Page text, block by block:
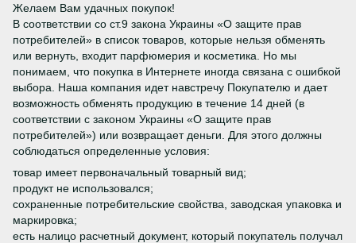
Желаем Вам удачных покупок!
В соответствии со ст.9 закона Украины «О защите прав
потребителей» в список товаров, которые нельзя обменять
или вернуть, входит парфюмерия и косметика. Но мы
понимаем, что покупка в Интернете иногда связана с ошибкой
выбора. Наша компания идет навстречу Покупателю и дает
возможность обменять продукцию в течение 14 дней (в
соответствии с законом Украины «О защите прав
потребителей») или возвращает деньги. Для этого должны
соблюдаться определенные условия:
товар имеет первоначальный товарный вид;
продукт не использовался;
сохраненные потребительские свойства, заводская упаковка и
маркировка;
есть налицо расчетный документ, который покупатель получал